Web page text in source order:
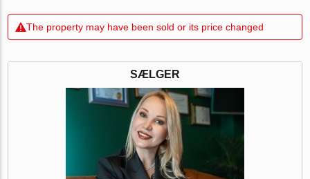
The property may have been sold or its price changed
SÆLGER